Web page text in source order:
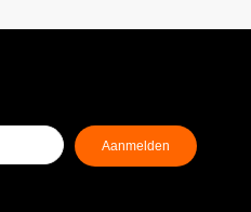
Aanmelden